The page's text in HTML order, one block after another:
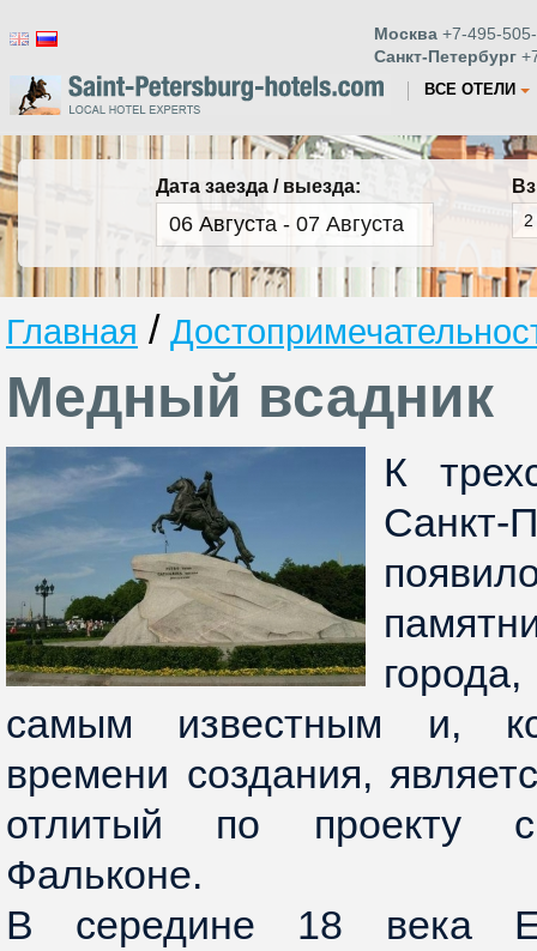
Москва +7-495-
Санкт-Петербург
ВСЕ ОТЕЛИ
Дата заезда / выезда:
Главная /
Медный всадник
К
Санкт-
самым известным и,
времени создания,
отлитый по проекту
Фальконе.
В середине 18 века